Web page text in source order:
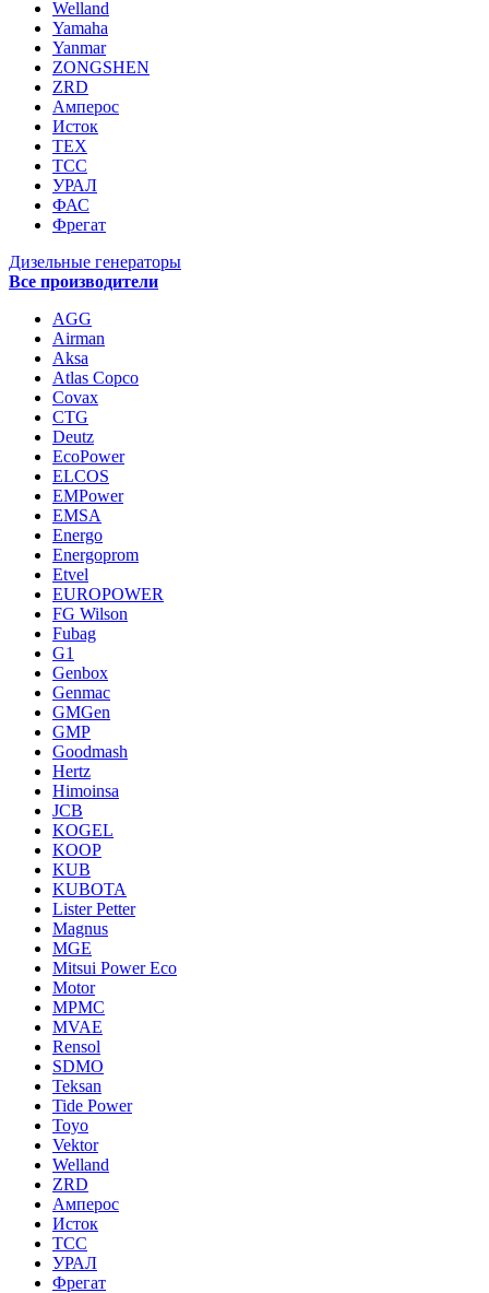
Welland
Yamaha
Yanmar
ZONGSHEN
ZRD
Амперос
Исток
ТЕХ
ТСС
УРАЛ
ФАС
Фрегат
Дизельные генераторы
Все производители
AGG
Airman
Aksa
Atlas Copco
Covax
CTG
Deutz
EcoPower
ELCOS
EMPower
EMSA
Energo
Energoprom
Etvel
EUROPOWER
FG Wilson
Fubag
G1
Genbox
Genmac
GMGen
GMP
Goodmash
Hertz
Himoinsa
JCB
KOGEL
KOOP
KUB
KUBOTA
Lister Petter
Magnus
MGE
Mitsui Power Eco
Motor
MPMC
MVAE
Rensol
SDMO
Teksan
Tide Power
Toyo
Vektor
Welland
ZRD
Амперос
Исток
ТСС
УРАЛ
Фрегат